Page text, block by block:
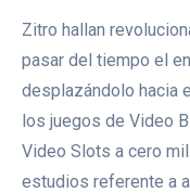
Zitro hallan
pasar del tiempo el
desplazándolo hacia
los juegos de Video
Video Slots a cero
estudios referente a